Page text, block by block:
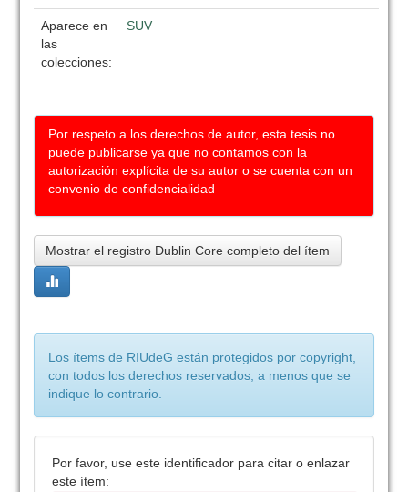
Aparece en
las
colecciones:
SUV
Por respeto a los derechos de autor, esta tesis no
puede publicarse ya que no contamos con la
autorización explícita de su autor o se cuenta con un
convenio de confidencialidad
Mostrar el registro Dublin Core completo del ítem
Los ítems de RIUdeG están protegidos por copyright,
con todos los derechos reservados, a menos que se
indique lo contrario.
Por favor, use este identificador para citar o enlazar
este ítem: